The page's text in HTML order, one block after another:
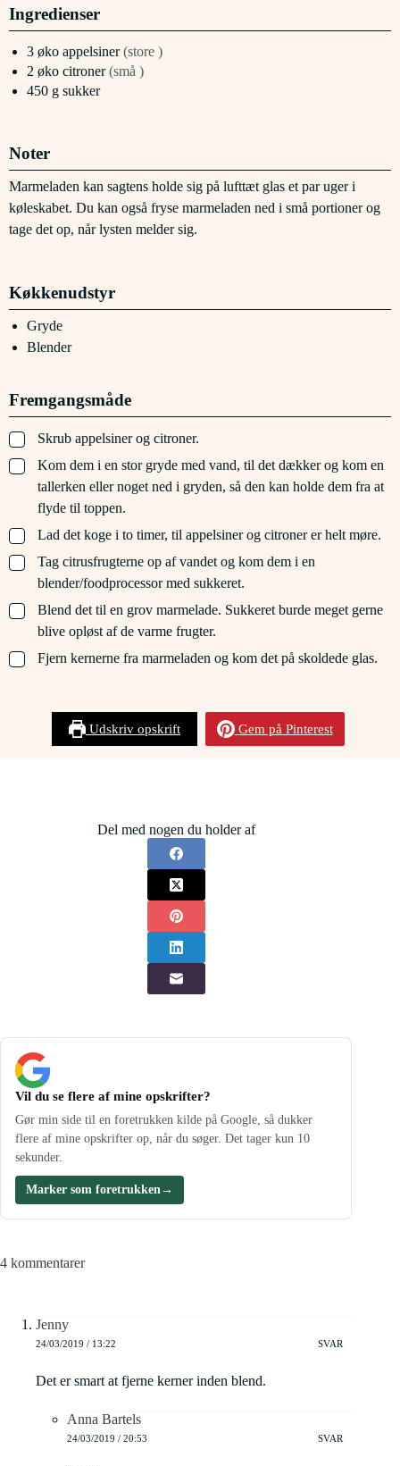
Ingredienser
3 øko appelsiner (store )
2 øko citroner (små )
450 g sukker
Noter
Marmeladen kan sagtens holde sig på lufttæt glas et par uger i
køleskabet. Du kan også fryse marmeladen ned i små portioner og
tage det op, når lysten melder sig.
Køkkenudstyr
Gryde
Blender
Fremgangsmåde
▢
Skrub appelsiner og citroner.
▢
Kom dem i en stor gryde med vand, til det dækker og kom en
tallerken eller noget ned i gryden, så den kan holde dem fra at
flyde til toppen.
▢
Lad det koge i to timer, til appelsiner og citroner er helt møre.
▢
Tag citrusfrugterne op af vandet og kom dem i en
blender/foodprocessor med sukkeret.
▢
Blend det til en grov marmelade. Sukkeret burde meget gerne
blive opløst af de varme frugter.
▢
Fjern kernerne fra marmeladen og kom det på skoldede glas.
Udskriv opskrift Gem på Pinterest
Del med nogen du holder af
Vil du se flere af mine opskrifter?
Gør min side til en foretrukken kilde på Google, så dukker
flere af mine opskrifter op, når du søger. Det tager kun 10
sekunder.
Marker som foretrukken →
4 kommentarer
Jenny
24/03/2019 / 13:22 SVAR
Det er smart at fjerne kerner inden blend.
Anna Bartels
24/03/2019 / 20:53 SVAR